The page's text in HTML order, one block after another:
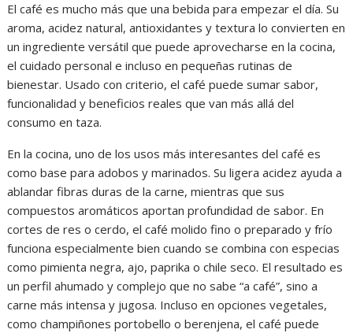
El café es mucho más que una bebida para empezar el día. Su
aroma, acidez natural, antioxidantes y textura lo convierten en
un ingrediente versátil que puede aprovecharse en la cocina,
el cuidado personal e incluso en pequeñas rutinas de
bienestar. Usado con criterio, el café puede sumar sabor,
funcionalidad y beneficios reales que van más allá del
consumo en taza.
En la cocina, uno de los usos más interesantes del café es
como base para adobos y marinados. Su ligera acidez ayuda a
ablandar fibras duras de la carne, mientras que sus
compuestos aromáticos aportan profundidad de sabor. En
cortes de res o cerdo, el café molido fino o preparado y frío
funciona especialmente bien cuando se combina con especias
como pimienta negra, ajo, paprika o chile seco. El resultado es
un perfil ahumado y complejo que no sabe “a café”, sino a
carne más intensa y jugosa. Incluso en opciones vegetales,
como champiñones portobello o berenjena, el café puede